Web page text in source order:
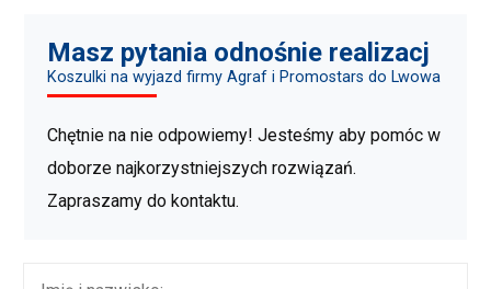
Masz pytania odnośnie realizacj
Koszulki na wyjazd firmy Agraf i Promostars do Lwowa
Chętnie na nie odpowiemy! Jesteśmy aby pomóc w
doborze najkorzystniejszych rozwiązań.
Zapraszamy do kontaktu.